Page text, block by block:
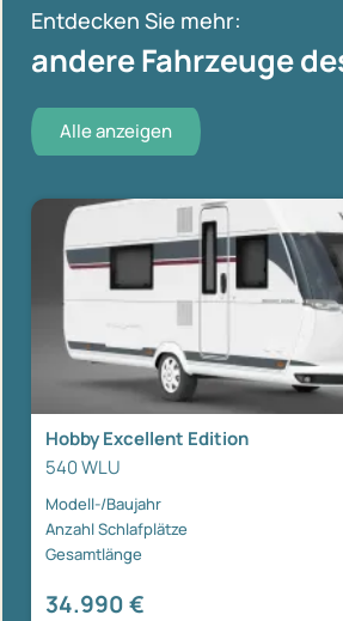
Entdecken Sie mehr:
andere Fahrzeuge
Alle anzeigen
Hobby Excellent Edition
540 WLU
Modell-/Baujahr
Anzahl Schlafplätze
Gesamtlänge
34.990 €